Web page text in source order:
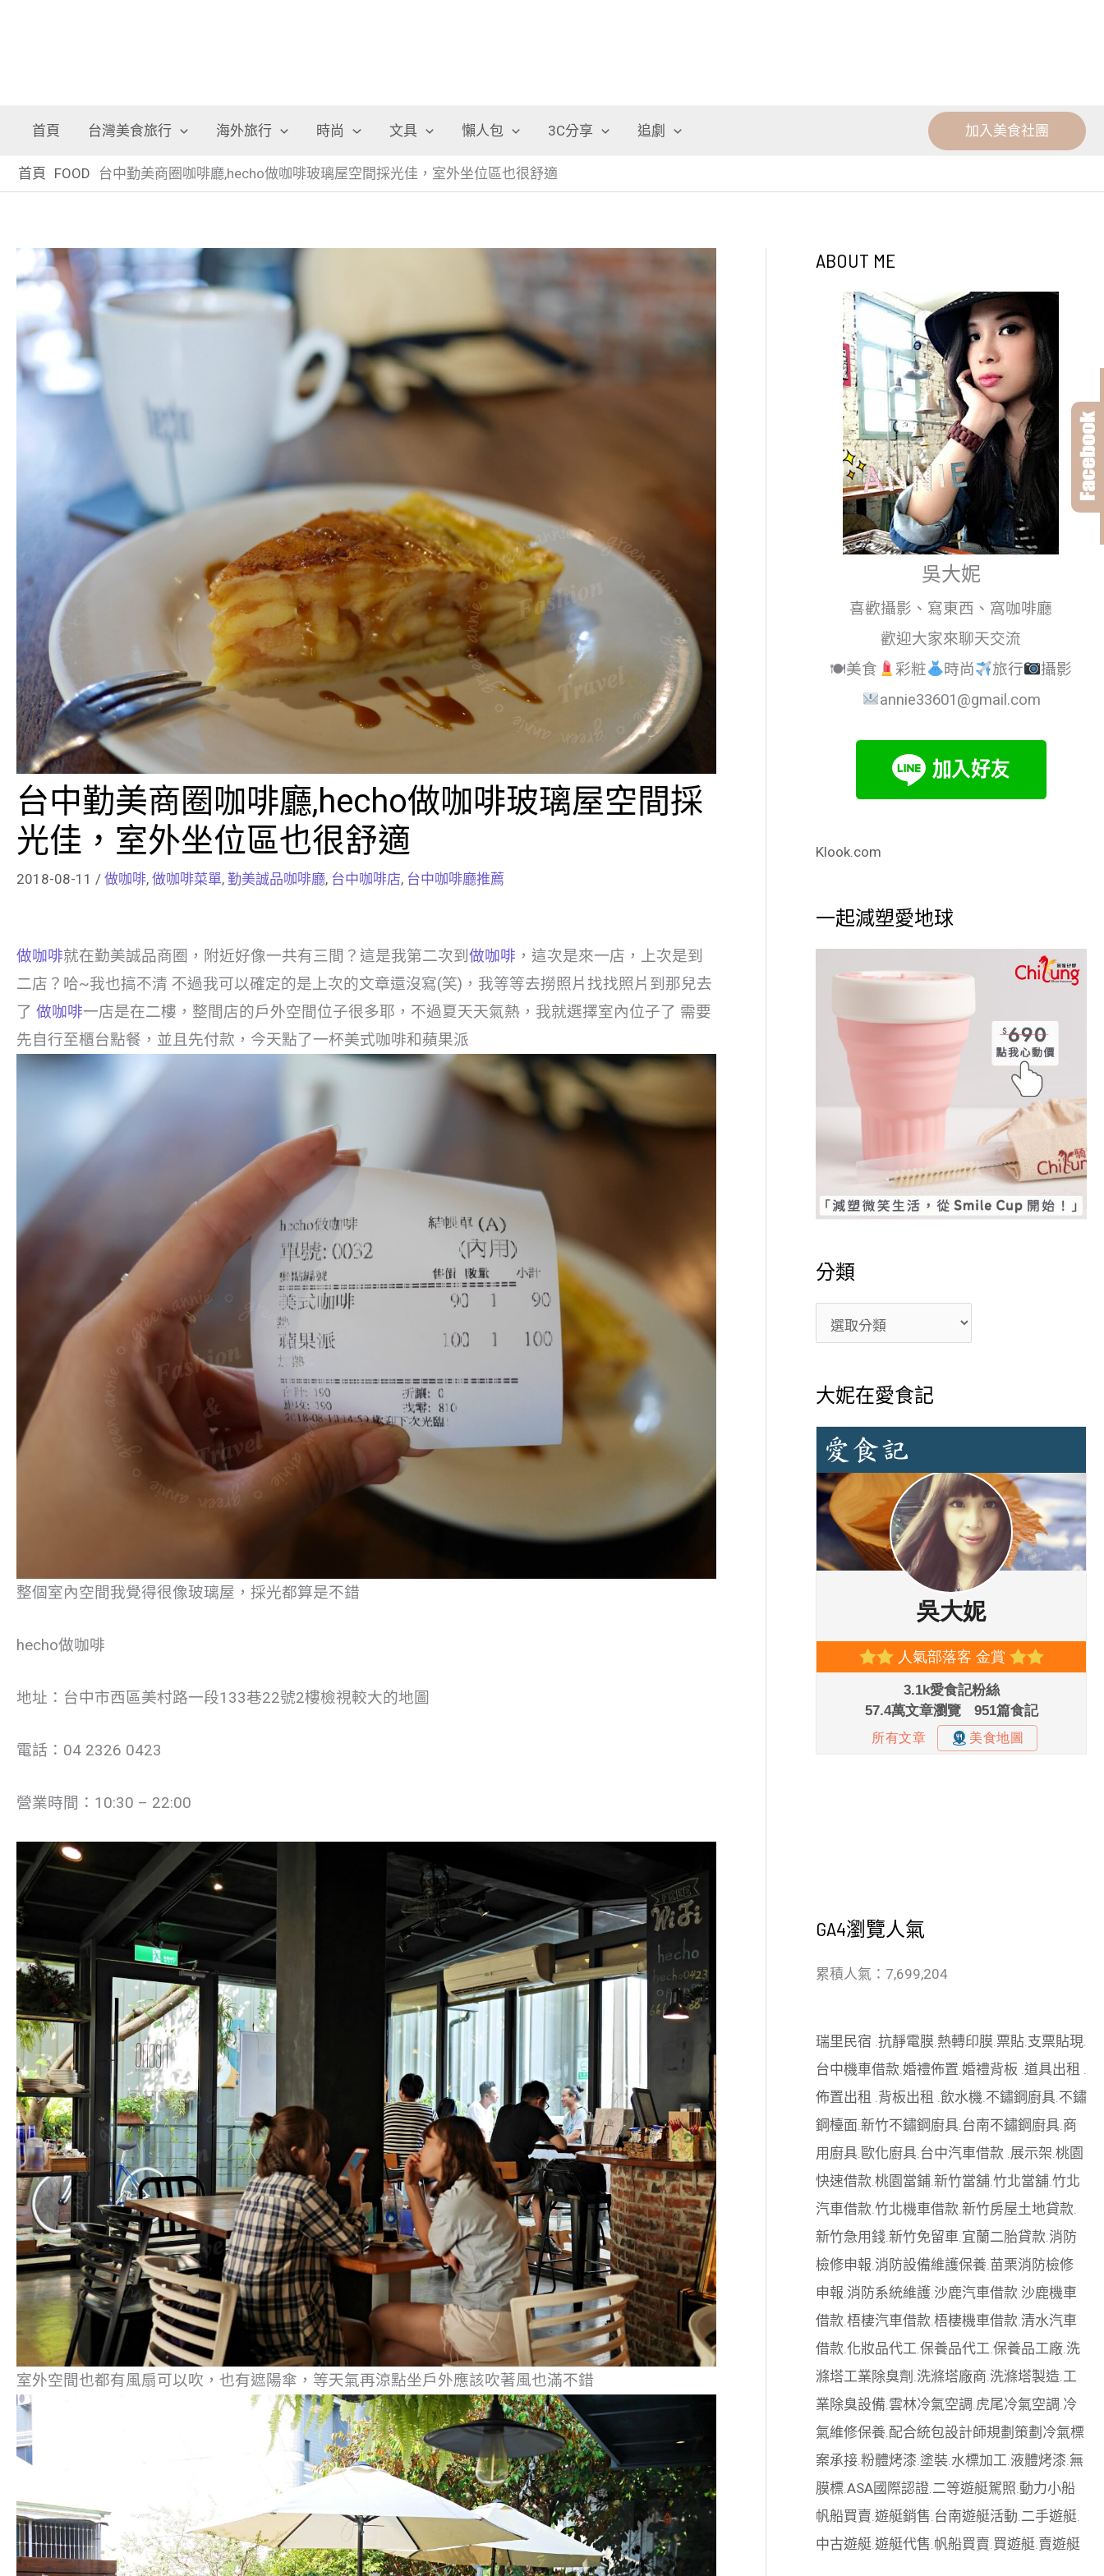
首頁 台灣美食旅行 海外旅行 時尚 文具 懶人包 3C分享 追劇 加入美食社團
首頁 FOOD 台中勤美商圈咖啡廳,hecho做咖啡玻璃屋空間採光佳，室外坐位區也很舒適
台中勤美商圈咖啡廳,hecho做咖啡玻璃屋空間採
光佳，室外坐位區也很舒適
2018-08-11 / 做咖啡, 做咖啡菜單, 勤美誠品咖啡廳, 台中咖啡店, 台中咖啡廳推薦
做咖啡就在勤美誠品商圈，附近好像一共有三間？這是我第二次到 做咖啡 ，這次是來一店，上次是到
二店？哈~我也搞不清 不過我可以確定的是上次的文章還沒寫(笑)，我等等去撈照片找找照片到那兒去
了 做咖啡一店是在二樓，整間店的戶外空間位子很多耶，不過夏天天氣熱，我就選擇室內位子了 需要
先自行至櫃台點餐，並且先付款，今天點了一杯美式咖啡和蘋果派
整個室內空間我覺得很像玻璃屋，採光都算是不錯
hecho做咖啡
地址：台中市西區美村路一段133巷22號2樓檢視較大的地圖
電話：04 2326 0423
營業時間：10:30 – 22:00
室外空間也都有風扇可以吹，也有遮陽傘，等天氣再涼點坐戶外應該吹著風也滿不錯
ABOUT ME
吳大妮
喜歡攝影、寫東西、窩咖啡廳
歡迎大家來聊天交流
🍽美食
彩粧 時尚 旅行
攝影
annie33601@gmail.com
Klook.com
一起減塑愛地球
分類
大妮在愛食記
GA4瀏覽人氣
累積人氣：7,699,204
瑞里民宿 抗靜電膜. 熱轉印膜. 票貼. 支票貼現
台中機車借款 婚禮佈置 婚禮背板 道具出租
佈置出租 背板出租 飲水機 不鏽鋼廚具. 不鏽
鋼檯面 新竹不鏽鋼廚具. 台南不鏽鋼廚具. 商
用廚具. 歐化廚具. 台中汽車借款 展示架 桃園
快速借款 桃園當鋪. 新竹當舖. 竹北當舖. 竹北
汽車借款 竹北機車借款 新竹房屋土地貸款
新竹急用錢. 新竹免留車. 宜蘭二胎貸款 消防
檢修申報 消防設備維護保養 苗栗消防檢修
申報 消防系統維護. 沙鹿汽車借款 沙鹿機車
借款 梧棲汽車借款 梧棲機車借款 清水汽車
借款 化妝品代工 保養品代工 保養品工廠. 洗
滌塔工業除臭劑 洗滌塔廠商 洗滌塔製造 工
業除臭設備 雲林冷氣空調 虎尾冷氣空調 冷
氣維修保養 配合統包設計師規劃策劃 冷氣標
案承接. 粉體烤漆 塗裝 水標加工 液體烤漆 無
膜標 ASA國際認證. 二等遊艇駕照 動力小船
帆船買賣 遊艇銷售 台南遊艇活動 二手遊艇.
中古遊艇. 遊艇代售 帆船買賣 買遊艇. 賣遊艇